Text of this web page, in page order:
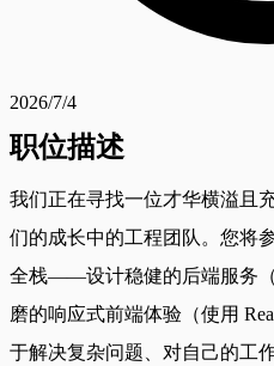
2026/7/4
职位描述
我们正在寻找一位才华横溢且
们的成长中的工程团队。您将
全栈——设计稳健的后端服务
磨的响应式前端体验（使用
于解决复杂问题、对自己的工